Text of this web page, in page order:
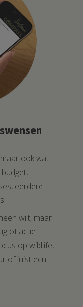
ook wat
eerdere
wilt, maar
of actief.
op wildlife,
of juist een